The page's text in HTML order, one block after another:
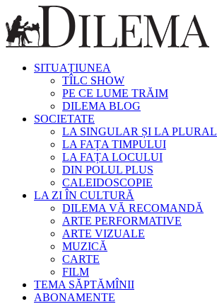
SITUAȚIUNEA
TÎLC SHOW
PE CE LUME TRĂIM
DILEMA BLOG
SOCIETATE
LA SINGULAR ȘI LA PLURAL
LA FAȚA TIMPULUI
LA FAȚA LOCULUI
DIN POLUL PLUS
CALEIDOSCOPIE
LA ZI ÎN CULTURĂ
DILEMA VĂ RECOMANDĂ
ARTE PERFORMATIVE
ARTE VIZUALE
MUZICĂ
CARTE
FILM
TEMA SĂPTĂMÎNII
ABONAMENTE